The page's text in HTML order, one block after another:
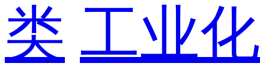
类 工业化